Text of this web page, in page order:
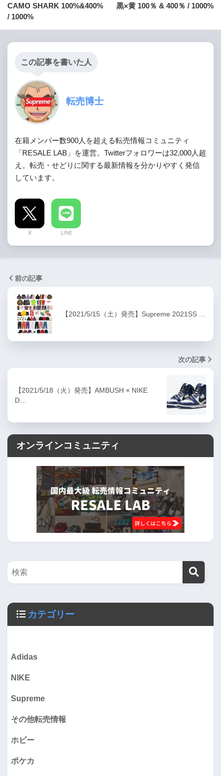
CAMO SHARK 100%&400%
/ 1000%
黒×黄 100％ & 400％ / 1000%
この記事を書いた人
転売博士
在籍メンバー数900人を超える転売情報コミュニティ
「RESALE LAB」を運営。Twitterフォロワーは32,000人超
え。転売・せどりに関する最新情報を分かりやすく発信
しています。
X LINE
前の記事
【2021/5/15（土）発売】Supreme 2021SS …
次の記事
【2021/5/18（火）発売】AMBUSH × NIKE
D…
オンラインコミュニティ
カテゴリー
Adidas
NIKE
Supreme
その他転売情報
ホビー
ポケカ